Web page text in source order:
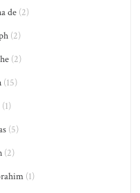
de (2)
(2)
(2)
(15)
(1)
(5)
(2)
(1)